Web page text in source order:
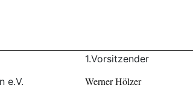
1.Vorsitzender
e.V.
Werner Hölzer